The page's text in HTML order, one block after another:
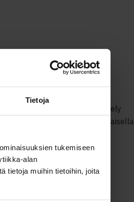
Tietoja
tukemiseen
alan
tietoja muihin tietoihin, joita
uratarinoista millaista työskentely
on ja mikä Rantalaisella